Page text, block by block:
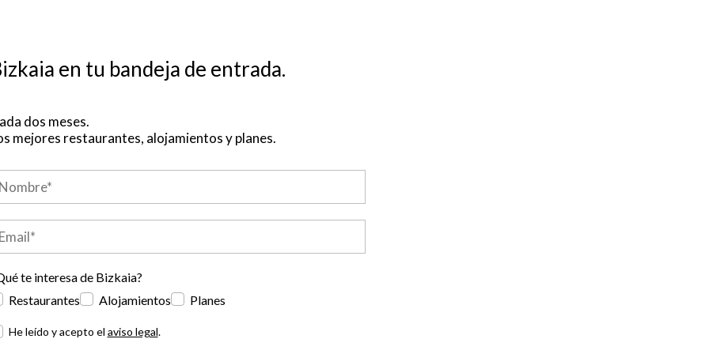
en tu bandeja de entrada.
dos meses.
mejores restaurantes, alojamientos y planes.
te interesa de Bizkaia?
Restaurantes
Alojamientos Planes
He leído y acepto el aviso legal.